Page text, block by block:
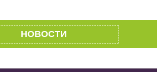
НОВОСТИ